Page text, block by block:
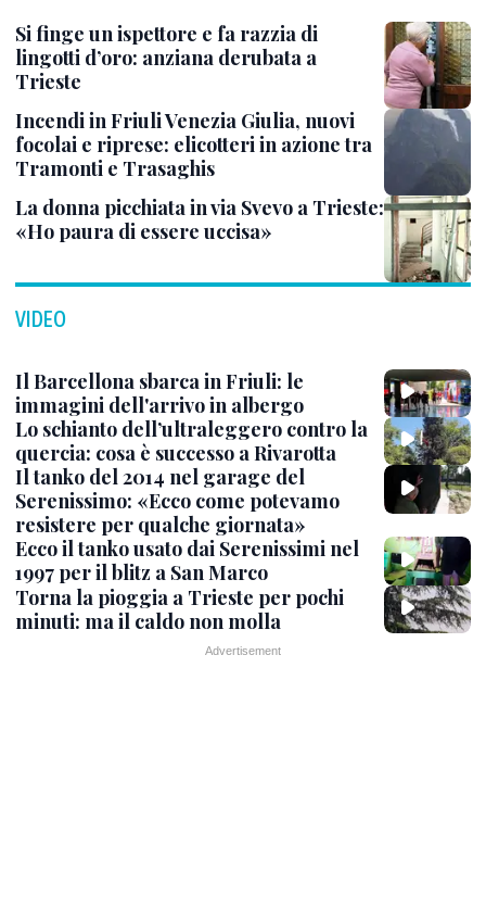
Si finge un ispettore e fa razzia di
lingotti d’oro: anziana derubata a
Trieste
Incendi in Friuli Venezia Giulia, nuovi
focolai e riprese: elicotteri in azione tra
Tramonti e Trasaghis
La donna picchiata in via Svevo a Trieste:
«Ho paura di essere uccisa»
VIDEO
Il Barcellona sbarca in Friuli: le
immagini dell'arrivo in albergo
Lo schianto dell’ultraleggero contro la
quercia: cosa è successo a Rivarotta
Il tanko del 2014 nel garage del
Serenissimo: «Ecco come potevamo
resistere per qualche giornata»
Ecco il tanko usato dai Serenissimi nel
1997 per il blitz a San Marco
Torna la pioggia a Trieste per pochi
minuti: ma il caldo non molla